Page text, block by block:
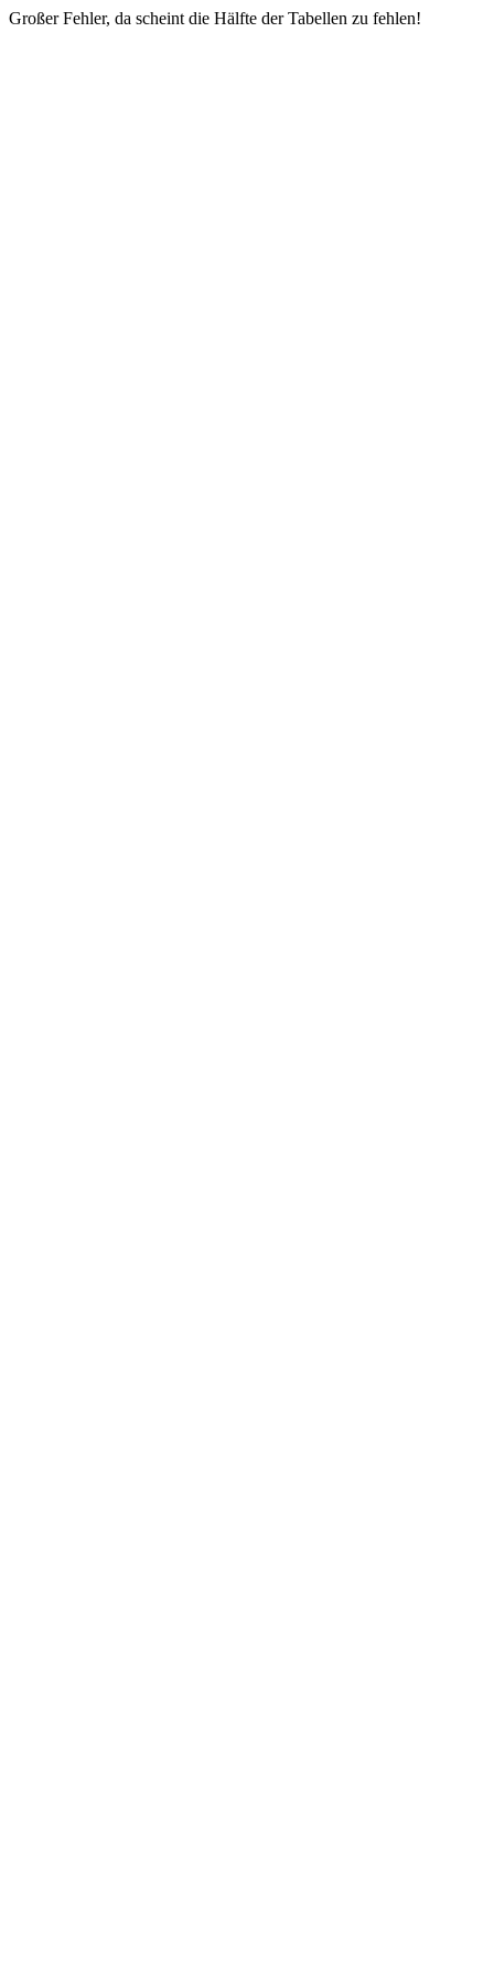
Großer Fehler, da scheint die Hälfte der Tabellen zu fehlen!